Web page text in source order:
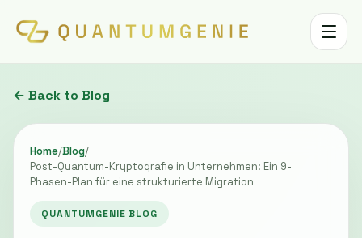
Toggle
← Back to Blog
Home/Blog/
Post-Quantum-Kryptografie in Unternehmen: Ein 9-
Phasen-Plan für eine strukturierte Migration
QUANTUMGENIE BLOG